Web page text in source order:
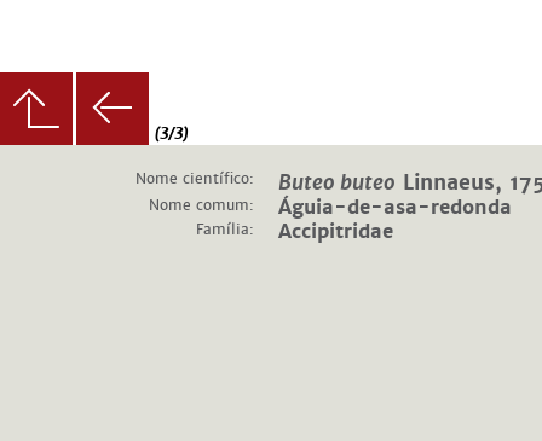
(3/3)
Nome científico: Buteo buteo Linnaeus,
Nome comum: Águia-de-asa-redonda
Família: Accipitridae